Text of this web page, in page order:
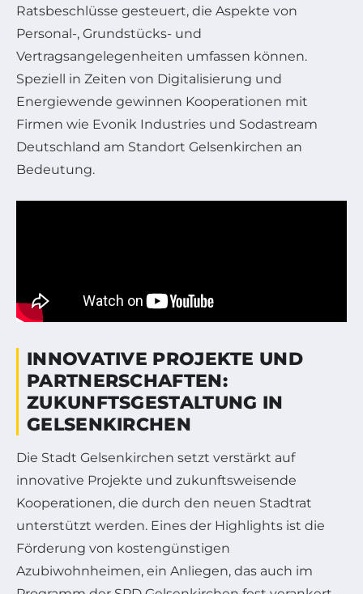
Ratsbeschlüsse gesteuert, die Aspekte von
Personal-, Grundstücks- und
Vertragsangelegenheiten umfassen können.
Speziell in Zeiten von Digitalisierung und
Energiewende gewinnen Kooperationen mit
Firmen wie Evonik Industries und Sodastream
Deutschland am Standort Gelsenkirchen an
Bedeutung.
INNOVATIVE PROJEKTE UND
PARTNERSCHAFTEN:
ZUKUNFTSGESTALTUNG IN
GELSENKIRCHEN
Die Stadt Gelsenkirchen setzt verstärkt auf
innovative Projekte und zukunftsweisende
Kooperationen, die durch den neuen Stadtrat
unterstützt werden. Eines der Highlights ist die
Förderung von kostengünstigen
Azubiwohnheimen, ein Anliegen, das auch im